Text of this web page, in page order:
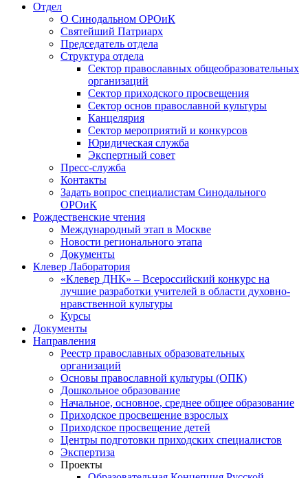
Отдел
О Синодальном ОРОиК
Святейший Патриарх
Председатель отдела
Структура отдела
Сектор православных общеобразовательных
организаций
Сектор приходского просвещения
Сектор основ православной культуры
Канцелярия
Сектор мероприятий и конкурсов
Юридическая служба
Экспертный совет
Пресс-служба
Контакты
Задать вопрос специалистам Синодального
ОРОиК
Рождественские чтения
Международный этап в Москве
Новости регионального этапа
Документы
Клевер Лаборатория
«Клевер ДНК» – Всероссийский конкурс на
лучшие разработки учителей в области духовно-
нравственной культуры
Курсы
Документы
Направления
Реестр православных образовательных
организаций
Основы православной культуры (ОПК)
Дошкольное образование
Начальное, основное, среднее общее образование
Приходское просвещение взрослых
Приходское просвещение детей
Центры подготовки приходских специалистов
Экспертиза
Проекты